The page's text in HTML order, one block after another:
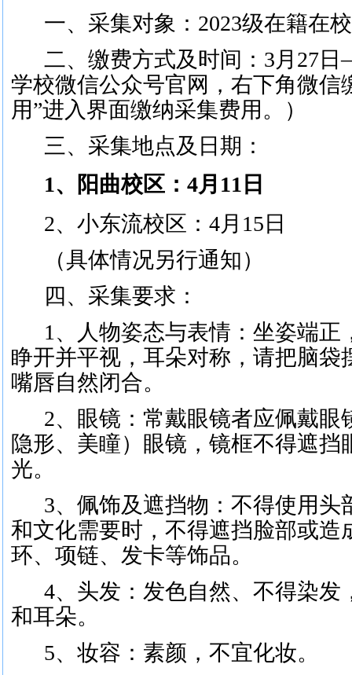
一、采集对象：2023级在籍在
二、缴费方式及时间：3月27
学校微信公众号官网，右下角微信
用”进入界面缴纳采集费用。）
三、采集地点及日期：
1、
阳曲校区：4月11日
2、小东流校区：4月15日
（具体情况另行通知）
四、采集要求：
1、人物姿态与表情：坐姿端正
睁开并平视，耳朵对称，请把脑袋
嘴唇自然闭合。
2、眼镜：常戴眼镜者应佩戴眼
隐形、美瞳）眼镜，镜框不得遮挡
光。
3、佩饰及遮挡物：不得使用头
和文化需要时，不得遮挡脸部或造
环、项链、发卡等饰品。
4、头发：发色自然、不得染发
和耳朵。
5、妆容：素颜，不宜化妆。